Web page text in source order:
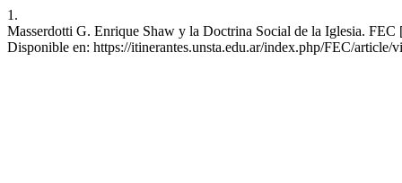
1.
Masserdotti G. Enrique Shaw y la Doctrina Social de la Iglesia.
Disponible en: https://itinerantes.unsta.edu.ar/index.php/FEC/article/